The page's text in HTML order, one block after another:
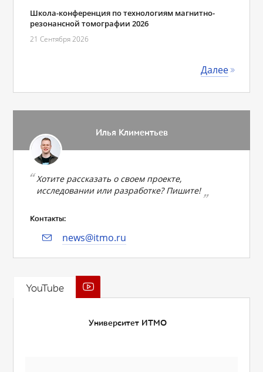
Школа-конференция по технологиям магнитно-
резонансной томографии 2026
21 Сентября 2026
Далее
Илья Климентьев
Хотите рассказать о своем проекте,
исследовании или разработке? Пишите!
Контакты:
news@itmo.ru
YouTube
Университет ИТМО